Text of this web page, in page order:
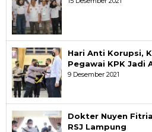
Hari Anti Korupsi,
Pegawai KPK Jadi
9 Desember 2021
Dokter Nuyen
RSJ Lampung